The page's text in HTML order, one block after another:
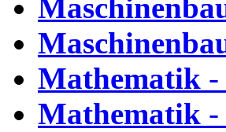
Mathematik -
Mathematik -